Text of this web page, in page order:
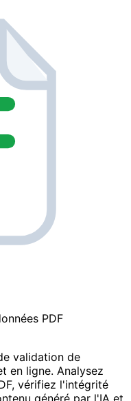
PDF
validation de
en ligne. Analysez
vérifiez l'intégrité
généré par l'IA et